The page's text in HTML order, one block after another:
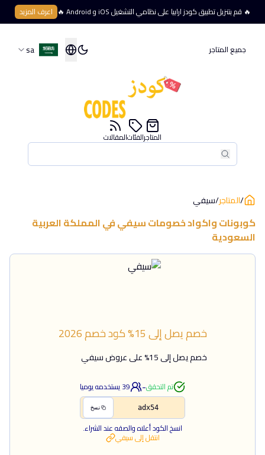
🔥 قم بتنزيل تطبيق كودز ارابيا على نظامي التشغيل iOS و Android 🔥 اعرف المزيد
جميع المتاجر sa
بحث
بحث
المتاجرالفئاتالمقالات
/المتاجر/سيفي
كوبونات واكواد خصوماتسيفيفيالمملكة العربية
السعودية
خصم يصل إلى 15% كود خصم2026
خصم يصل إلى 15% على عروض سيفي
تم التحقق-
39يستخدمه يوميا
adx54 نسخ
انسخ الكود أعلاه والصقه عند الشراء.
انتقل إلىسيفي